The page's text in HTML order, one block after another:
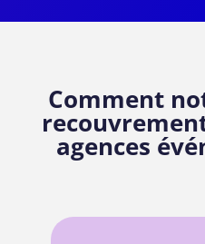
Comment
agences